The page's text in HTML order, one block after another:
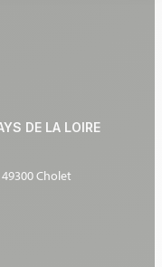
DE LA LOIRE
Cholet